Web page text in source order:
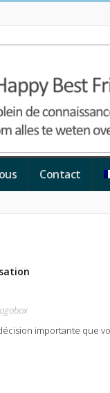
Contact
importante que